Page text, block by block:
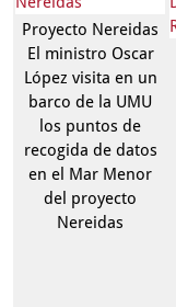
Proyecto Nereidas
El ministro Oscar
López visita en un
barco de la UMU
los puntos de
recogida de datos
en el Mar Menor
del proyecto
Nereidas